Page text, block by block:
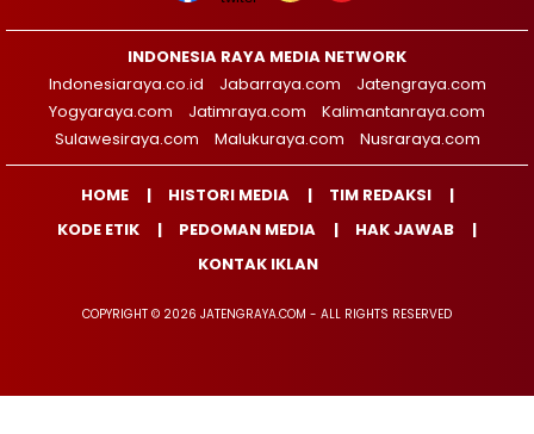
INDONESIA RAYA MEDIA NETWORK
Indonesiaraya.co.id
Jabarraya.com
Jatengraya.com
Yogyaraya.com
Jatimraya.com
Kalimantanraya.com
Sulawesiraya.com
Malukuraya.com Nusraraya.com
HOME HISTORI MEDIA
TIM REDAKSI
KODE ETIK
PEDOMAN MEDIA
HAK JAWAB
KONTAK IKLAN
COPYRIGHT © 2026 JATENGRAYA.COM - ALL RIGHTS RESERVED